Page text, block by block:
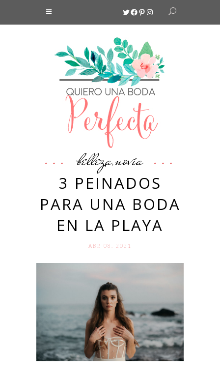
Twitter
Facebook
Pinterest
Instagram
belleza,novia
3 PEINADOS
PARA UNA BODA
EN LA PLAYA
ABR 08. 2021